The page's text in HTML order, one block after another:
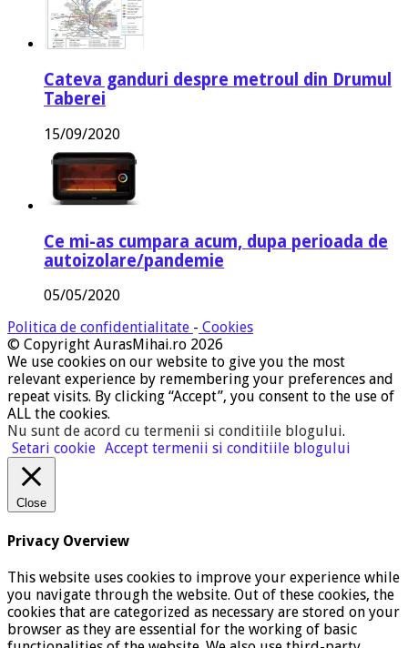
Cateva ganduri despre metroul din Drumul
Taberei
15/09/2020
Ce mi-as cumpara acum, dupa perioada de
autoizolare/pandemie
05/05/2020
Politica de confidentialitate - Cookies
© Copyright AurasMihai.ro 2026
We use cookies on our website to give you the most
relevant experience by remembering your preferences and
repeat visits. By clicking “Accept”, you consent to the use of
ALL the cookies.
Nu sunt de acord cu termenii si conditiile blogului.
Setari cookie Accept termenii si conditiile blogului
Close
Privacy Overview
This website uses cookies to improve your experience while
you navigate through the website. Out of these cookies, the
cookies that are categorized as necessary are stored on your
browser as they are essential for the working of basic